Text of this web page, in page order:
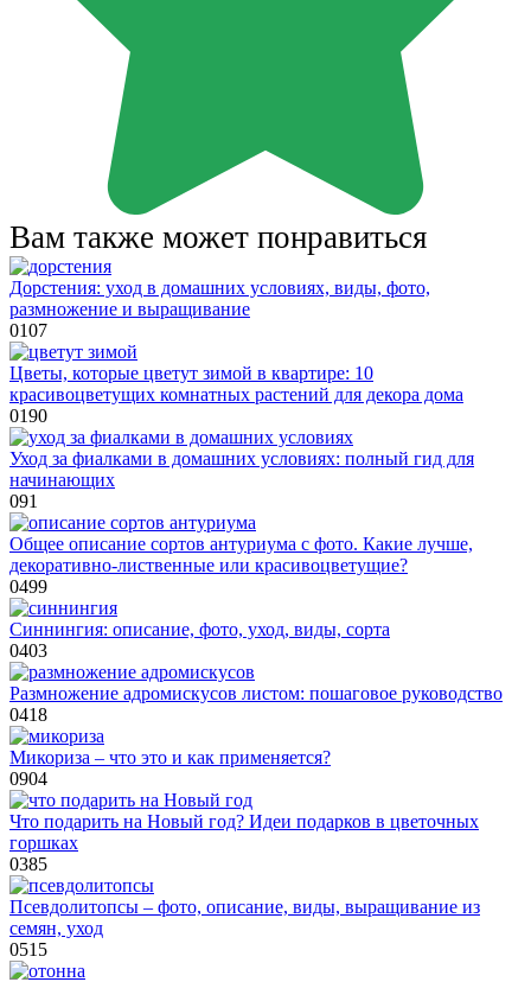
Вам также может понравиться
Дорстения: уход в домашних условиях, виды, фото,
размножение и выращивание
0107
Цветы, которые цветут зимой в квартире: 10
красивоцветущих комнатных растений для декора дома
0190
Уход за фиалками в домашних условиях: полный гид для
начинающих
091
Общее описание сортов антуриума с фото. Какие лучше,
декоративно-лиственные или красивоцветущие?
0499
Синнингия: описание, фото, уход, виды, сорта
0403
Размножение адромискусов листом: пошаговое руководство
0418
Микориза – что это и как применяется?
0904
Что подарить на Новый год? Идеи подарков в цветочных
горшках
0385
Псевдолитопсы – фото, описание, виды, выращивание из
семян, уход
0515